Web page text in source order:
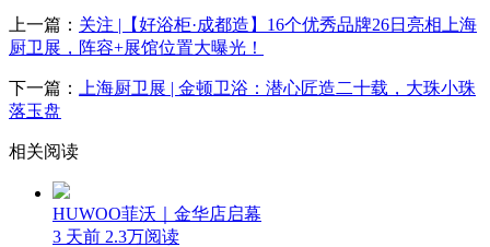
上一篇： 关注 |【好浴柜·成都造】16个优秀品牌26日亮相上海
厨卫展，阵容+展馆位置大曝光！
下一篇：
上海厨卫展 | 金顿卫浴：潜心匠造二十载，大珠小珠
落玉盘
相关阅读
HUWOO菲沃｜金华店启幕
3 天前 2.3万阅读